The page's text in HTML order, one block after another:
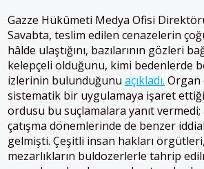
Gazze Hükûmeti Medya Ofisi
Savabta, teslim edilen cenazelerin
hâlde ulaştığını, bazılarının gözleri
kelepçeli olduğunu, kimi bedenlerde
izlerinin bulunduğunu açıkladı. Organ
sistematik bir uygulamaya işaret
ordusu bu suçlamalara yanıt
çatışma dönemlerinde de benzer
gelmişti. Çeşitli insan hakları
mezarlıkların buldozerlerle tahrip